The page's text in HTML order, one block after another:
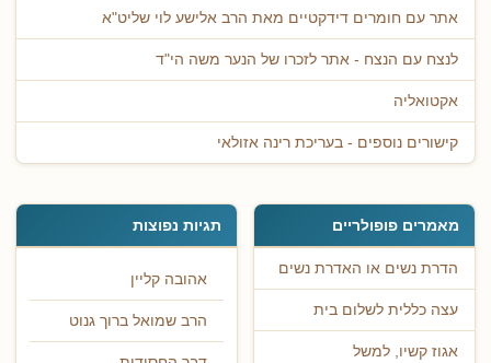
אתר עם חומרים דידקטיים מאת הרב אלישע לוי שליט"א
לנצח עם הנצח - אתר לזכרו של הנער משה הי"ד
אקטואליה
קישורים נוספים - בעריכת רינה אזולאי
מאמרים פופולריים
הדרת נשים או האדרת נשים
עצה כללית לשלום בית
אגוז קשיו, למשל
תגיות נפוצות
אהובה קליין
הרב שמואל ברוך גנוט